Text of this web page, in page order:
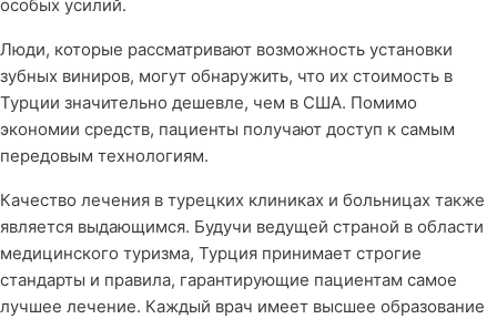
особых усилий.
Люди, которые рассматривают возможность установки
зубных виниров, могут обнаружить, что их стоимость в
Турции значительно дешевле, чем в США. Помимо
экономии средств, пациенты получают доступ к самым
передовым технологиям.
Качество лечения в турецких клиниках и больницах также
является выдающимся. Будучи ведущей страной в области
медицинского туризма, Турция принимает строгие
стандарты и правила, гарантирующие пациентам самое
лучшее лечение. Каждый врач имеет высшее образование